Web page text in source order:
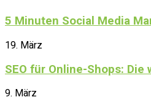
5 Minuten Social Media
19. März
SEO für Online-Shops:
9. März